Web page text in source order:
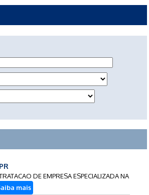
DE EMPRESA ESPECIALIZADA NA
mais